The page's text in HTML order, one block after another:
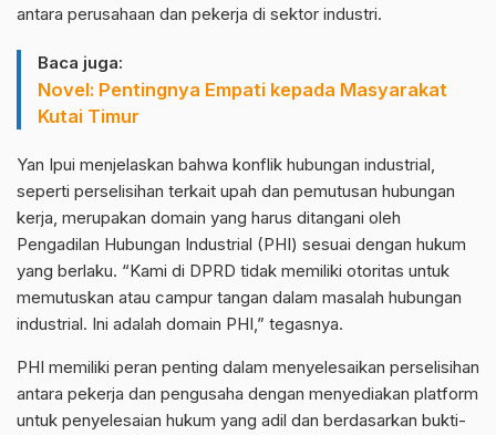
antara perusahaan dan pekerja di sektor industri.
Baca juga:
Novel: Pentingnya Empati kepada Masyarakat
Kutai Timur
Yan Ipui menjelaskan bahwa konflik hubungan industrial,
seperti perselisihan terkait upah dan pemutusan hubungan
kerja, merupakan domain yang harus ditangani oleh
Pengadilan Hubungan Industrial (PHI) sesuai dengan hukum
yang berlaku. “Kami di DPRD tidak memiliki otoritas untuk
memutuskan atau campur tangan dalam masalah hubungan
industrial. Ini adalah domain PHI,” tegasnya.
PHI memiliki peran penting dalam menyelesaikan perselisihan
antara pekerja dan pengusaha dengan menyediakan platform
untuk penyelesaian hukum yang adil dan berdasarkan bukti-